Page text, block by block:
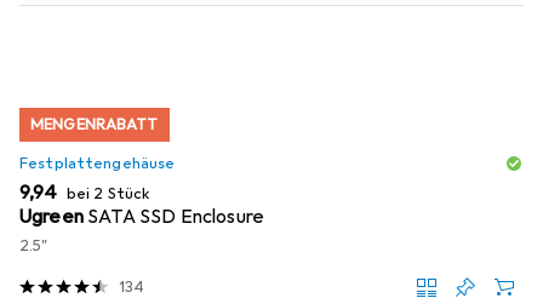
MENGENRABATT
Festplattengehäuse
EUR
9,94 bei 2 Stück
Ugreen SATA SSD Enclosure
2.5"
134